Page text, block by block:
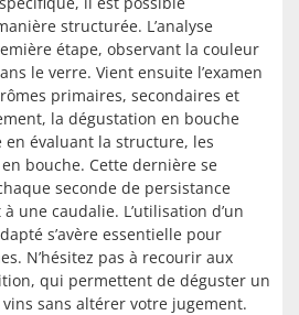
structurée. L’analyse
étape, observant la couleur
le verre. Vient ensuite l’examen
primaires, secondaires et
la dégustation en bouche
en évaluant la structure, les
bouche. Cette dernière se
seconde de persistance
une caudalie. L’utilisation d’un
s’avère essentielle pour
N’hésitez pas à recourir aux
qui permettent de déguster un
sans altérer votre jugement.